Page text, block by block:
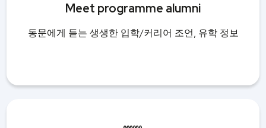
Meet programme alumni
동문에게 듣는 생생한 입학/커리어 조언, 유학 정보